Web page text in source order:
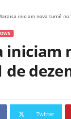
iniciam nova turnê
iniciam
de
Twitter